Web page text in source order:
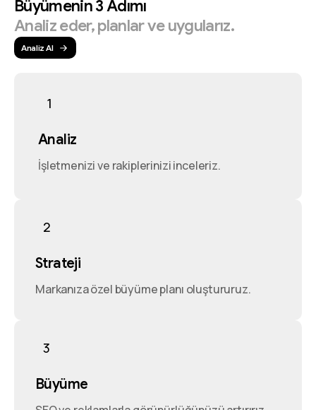
Büyümenin3Adımı
Analizeder,planlarveuygularız.
Analiz Al
1
Analiz
İşletmenizi ve rakiplerinizi inceleriz.
2
Strateji
Markanıza özel büyüme planı oluştururuz.
3
Büyüme